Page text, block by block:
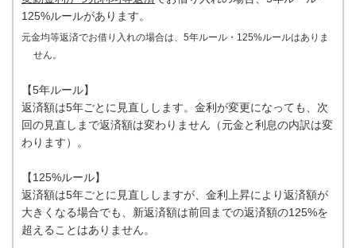
125%ルールがあります。
元金均等返済でお借り入れの場合は、5年ルール・125%ルールはありま
せん。
【5年ルール】
返済額は5年ごとに見直しします。金利が変更になっても、次
回の見直しまで返済額は変わりません（元金と利息の内訳は変
わります）。
【125%ルール】
返済額は5年ごとに見直ししますが、金利上昇により返済額が
大きくなる場合でも、新返済額は前回までの返済額の125%を
超えることはありません。